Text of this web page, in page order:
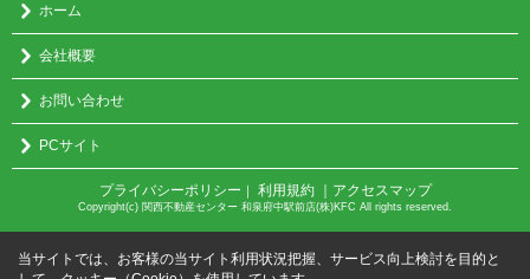
ホーム
会社概要
お問い合わせ
PCサイト
プライバシーポリシー ｜ 利用規約 ｜アクセスマップ
Copyright(c) 関西不動産センター 和泉府中駅前店(株)KFC All rights reserved.
当サイトでは、お客様の当サイト利用状況把握、サービス向上検討を目的と